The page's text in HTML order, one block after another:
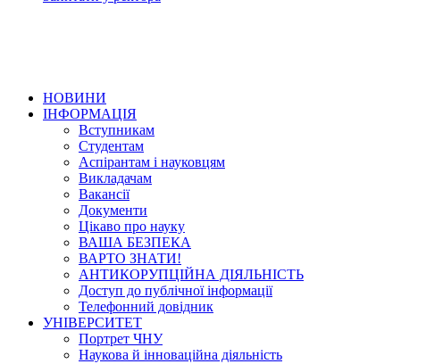
НОВИНИ
ІНФОРМАЦІЯ
Вступникам
Студентам
Аспірантам і науковцям
Викладачам
Вакансії
Документи
Цікаво про науку
ВАША БЕЗПЕКА
ВАРТО ЗНАТИ!
АНТИКОРУПЦІЙНА ДІЯЛЬНІСТЬ
Доступ до публічної інформації
Телефонний довідник
УНІВЕРСИТЕТ
Портрет ЧНУ
Наукова й інноваційна діяльність